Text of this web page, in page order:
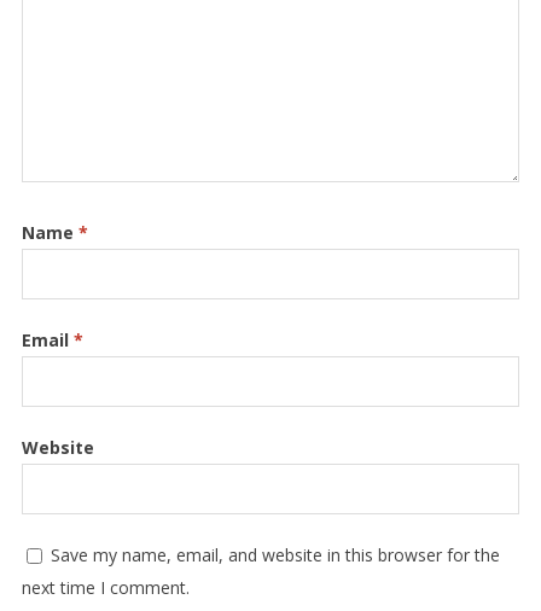
Name *
Email *
Website
Save my name, email, and website in this browser for the
next time I comment.